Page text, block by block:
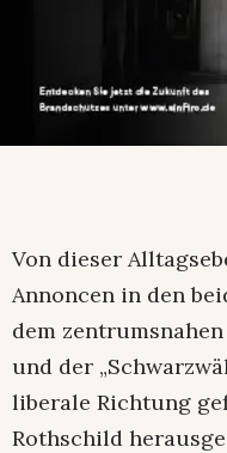
Von dieser
Annoncen in den
dem
und der
liberale Richtung
Rothschild